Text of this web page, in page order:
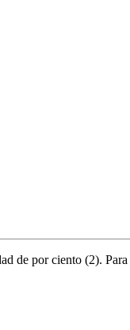
de por ciento (2).